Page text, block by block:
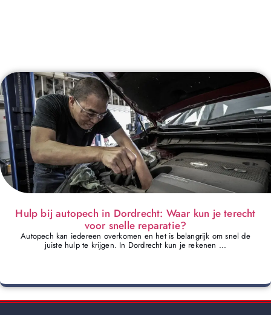
Hulp bij autopech in Dordrecht: Waar kun je terecht
voor snelle reparatie?
Autopech kan iedereen overkomen en het is belangrijk om snel de
juiste hulp te krijgen. In Dordrecht kun je rekenen ...